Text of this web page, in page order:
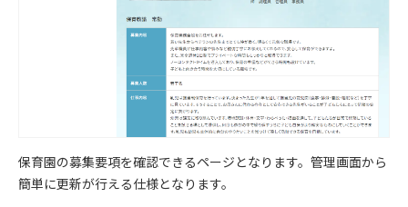
保育園の募集要項を確認できるページとなります。管理画面から
簡単に更新が行える仕様となります。